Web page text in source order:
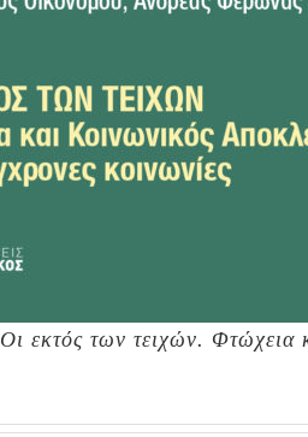
Οι εκτός των τειχών. Φτώχεια